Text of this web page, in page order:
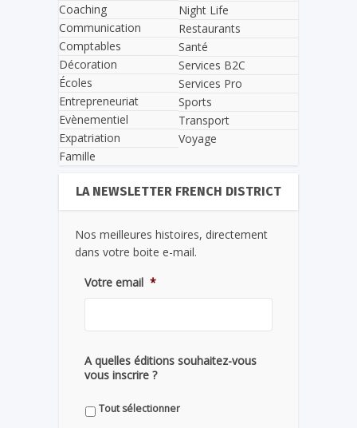
Coaching
Communication
Comptables
Décoration
Écoles
Entrepreneuriat
Evènementiel
Expatriation
Famille
Night Life
Restaurants
Santé
Services B2C
Services Pro
Sports
Transport
Voyage
LA NEWSLETTER FRENCH DISTRICT
Nos meilleures histoires, directement
dans votre boite e-mail.
Votre email *
A quelles éditions souhaitez-vous
vous inscrire ?
Tout sélectionner